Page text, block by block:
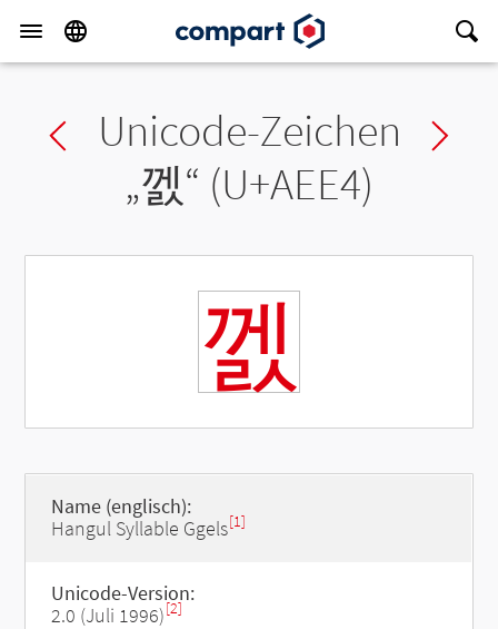
Previous char
Unicode-Zeichen
„껤“ (U+AEE4)
껤
Name (englisch):
Hangul Syllable Ggels[1]
Unicode-Version:
2.0 (Juli 1996)[2]